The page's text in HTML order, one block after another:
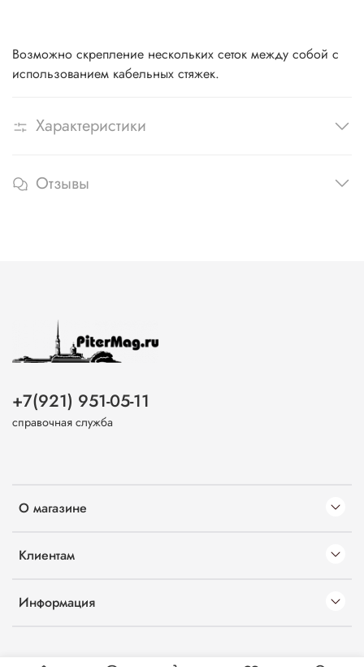
Возможно скрепление нескольких сеток между собой с
использованием кабельных стяжек.
Характеристики
Отзывы
О магазине
Клиентам
Информация
+7(921) 951-05-11
справочная служба